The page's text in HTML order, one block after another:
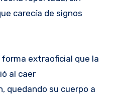
carecía de signos
extraoficial que la
al caer
quedando su cuerpo a